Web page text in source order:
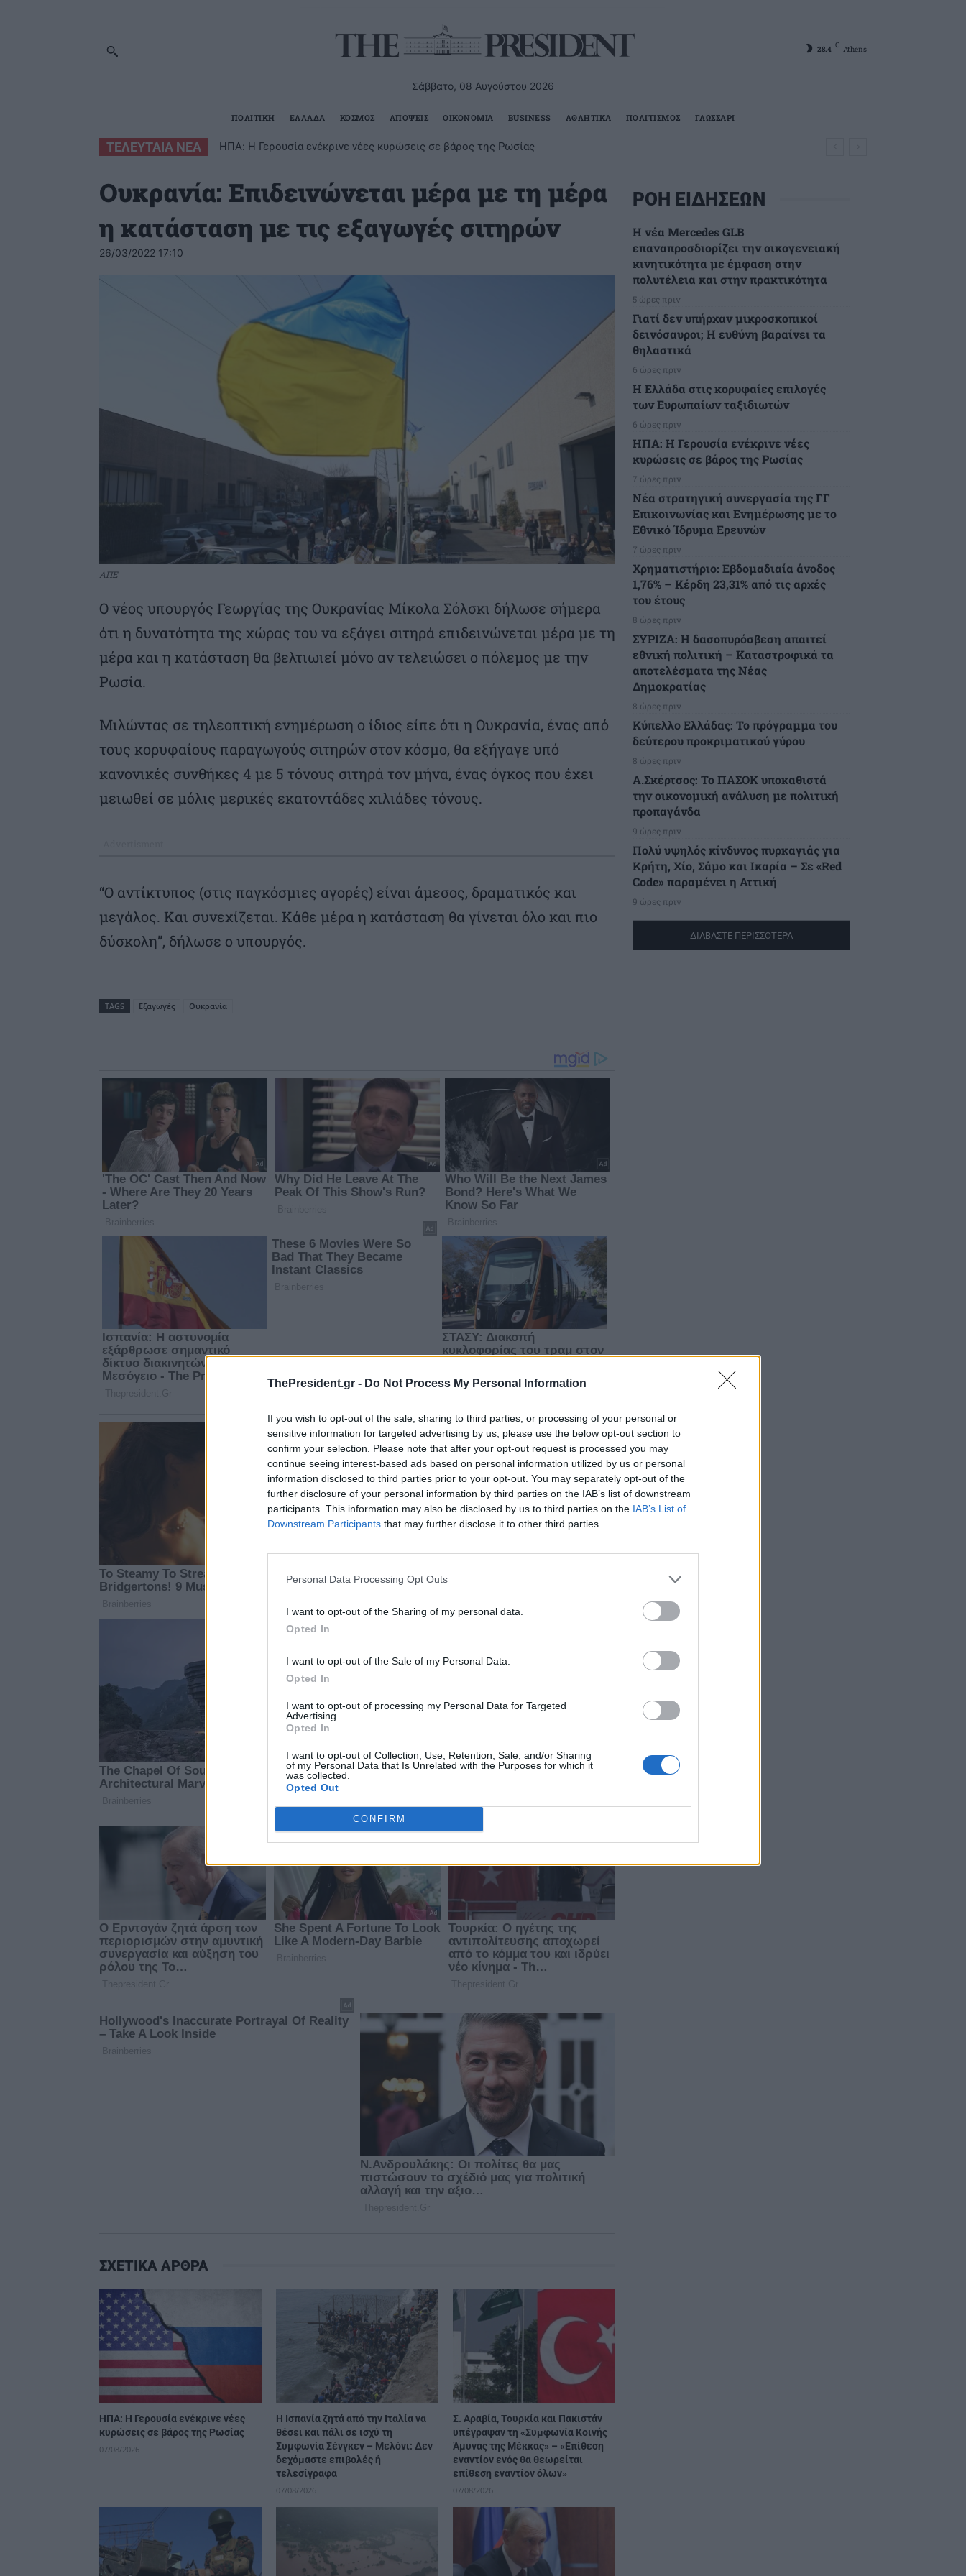
ThePresident.gr - Do Not Process My Personal Information
If you wish to opt-out of the sale, sharing to third parties, or processing of your personal or
sensitive information for targeted advertising by us, please use the below opt-out section to
confirm your selection. Please note that after your opt-out request is processed you may
continue seeing interest-based ads based on personal information utilized by us or personal
information disclosed to third parties prior to your opt-out. You may separately opt-out of the
further disclosure of your personal information by third parties on the IAB’s list of downstream
participants. This information may also be disclosed by us to third parties on the IAB’s List of
Downstream Participants that may further disclose it to other third parties.
Personal Data Processing Opt Outs
I want to opt-out of the Sharing of my personal data.
Opted In
I want to opt-out of the Sale of my Personal Data.
Opted In
I want to opt-out of processing my Personal Data for Targeted
Advertising.
Opted In
I want to opt-out of Collection, Use, Retention, Sale, and/or Sharing
of my Personal Data that Is Unrelated with the Purposes for which it
was collected.
Opted Out
CONFIRM
Σάββατο, 08 Αυγούστου 2026
28.4 C Athens
ΠΟΛΙΤΙΚΗ ΕΛΛΑΔΑ ΚΟΣΜΟΣ ΑΠΟΨΕΙΣ ΟΙΚΟΝΟΜΙΑ BUSINESS ΑΘΛΗΤΙΚΑ ΠΟΛΙΤΙΣΜΟΣ ΓΛΩΣΣΑΡΙ
ΤΕΛΕΥΤΑΙΑ ΝΕΑ ΗΠΑ: Η Γερουσία ενέκρινε νέες κυρώσεις σε βάρος της Ρωσίας
Ουκρανία: Επιδεινώνεται μέρα με τη μέρα
η κατάσταση με τις εξαγωγές σιτηρών
26/03/2022 17:10
ΑΠΕ
Ο νέος υπουργός Γεωργίας της Ουκρανίας Μίκολα Σόλσκι δήλωσε σήμερα
ότι η δυνατότητα της χώρας του να εξάγει σιτηρά επιδεινώνεται μέρα με τη
μέρα και η κατάσταση θα βελτιωιεί μόνο αν τελειώσει ο πόλεμος με την
Ρωσία.
Μιλώντας σε τηλεοπτική ενημέρωση ο ίδιος είπε ότι η Ουκρανία, ένας από
τους κορυφαίους παραγωγούς σιτηρών στον κόσμο, θα εξήγαγε υπό
κανονικές συνθήκες 4 με 5 τόνους σιτηρά τον μήνα, ένας όγκος που έχει
μειωθεί σε μόλις μερικές εκατοντάδες χιλιάδες τόνους.
“Ο αντίκτυπος (στις παγκόσμιες αγορές) είναι άμεσος, δραματικός και
μεγάλος. Και συνεχίζεται. Κάθε μέρα η κατάσταση θα γίνεται όλο και πιο
δύσκολη”, δήλωσε ο υπουργός.
TAGS Εξαγωγές Ουκρανία
ΣΧΕΤΙΚΑ ΑΡΘΡΑ
ΗΠΑ: Η Γερουσία ενέκρινε νέες
κυρώσεις σε βάρος της Ρωσίας
07/08/2026
H Ισπανία ζητά από την Ιταλία να
θέσει και πάλι σε ισχύ τη
Συμφωνία Σένγκεν – Μελόνι: Δεν
δεχόμαστε επιβολές ή
τελεσίγραφα
07/08/2026
Σ. Αραβία, Τουρκία και Πακιστάν
υπέγραψαν τη «Συμφωνία Κοινής
Άμυνας της Μέκκας» – «Επίθεση
εναντίον ενός θα θεωρείται
επίθεση εναντίον όλων»
07/08/2026
ΡΟΗ ΕΙΔΗΣΕΩΝ
Η νέα Mercedes GLB
επαναπροσδιορίζει την οικογενειακή
κινητικότητα με έμφαση στην
πολυτέλεια και στην πρακτικότητα
5 ώρες πριν
Γιατί δεν υπήρχαν μικροσκοπικοί
δεινόσαυροι; Η ευθύνη βαραίνει τα
θηλαστικά
6 ώρες πριν
Η Ελλάδα στις κορυφαίες επιλογές
των Ευρωπαίων ταξιδιωτών
6 ώρες πριν
ΗΠΑ: Η Γερουσία ενέκρινε νέες
κυρώσεις σε βάρος της Ρωσίας
7 ώρες πριν
Νέα στρατηγική συνεργασία της ΓΓ
Επικοινωνίας και Ενημέρωσης με το
Εθνικό Ίδρυμα Ερευνών
7 ώρες πριν
Χρηματιστήριο: Εβδομαδιαία άνοδος
1,76% – Κέρδη 23,31% από τις αρχές
του έτους
8 ώρες πριν
ΣΥΡΙΖΑ: Η δασοπυρόσβεση απαιτεί
εθνική πολιτική – Καταστροφικά τα
αποτελέσματα της Νέας
Δημοκρατίας
8 ώρες πριν
Κύπελλο Ελλάδας: Το πρόγραμμα του
δεύτερου προκριματικού γύρου
8 ώρες πριν
Α.Σκέρτσος: Το ΠΑΣΟΚ υποκαθιστά
την οικονομική ανάλυση με πολιτική
προπαγάνδα
9 ώρες πριν
Πολύ υψηλός κίνδυνος πυρκαγιάς για
Κρήτη, Χίο, Σάμο και Ικαρία – Σε «Red
Code» παραμένει η Αττική
9 ώρες πριν
ΔΙΑΒΑΣΤΕ ΠΕΡΙΣΣΟΤΕΡΑ